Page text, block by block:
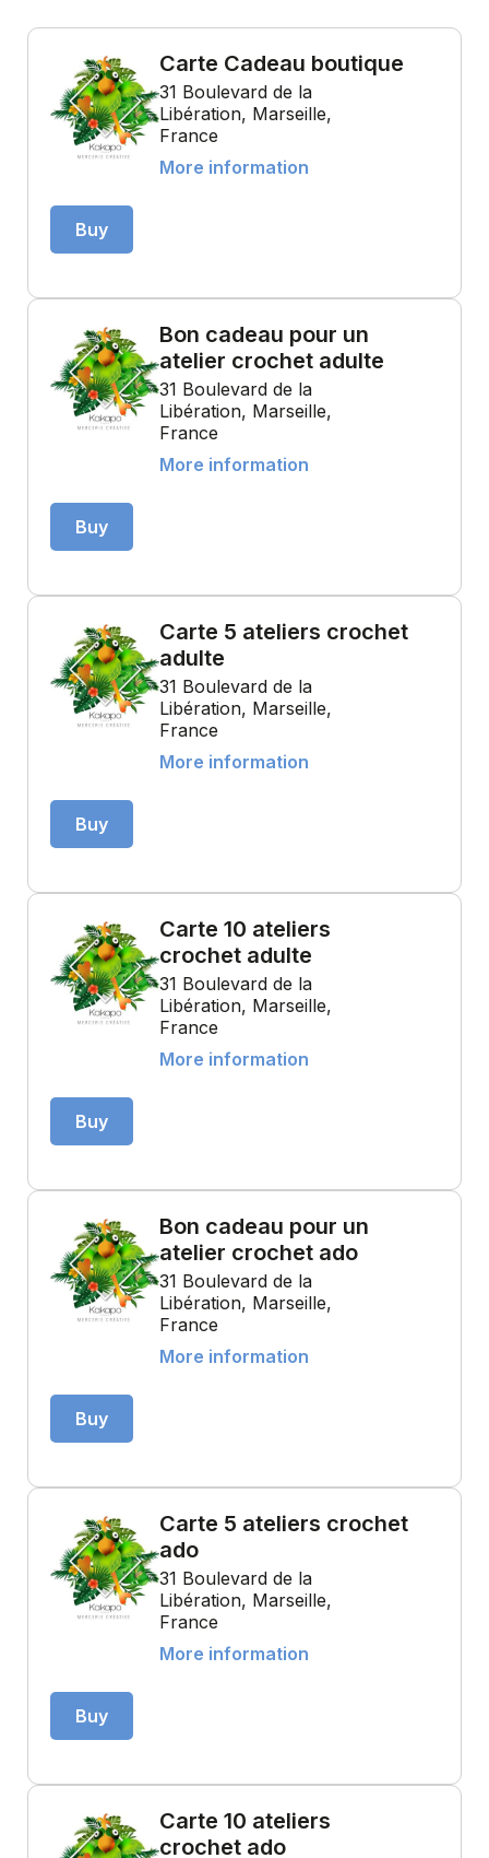
Carte Cadeau boutique
31 Boulevard de la
Libération, Marseille,
France
More information
Buy
Bon cadeau pour un
atelier crochet adulte
31 Boulevard de la
Libération, Marseille,
France
More information
Buy
Carte 5 ateliers crochet
adulte
31 Boulevard de la
Libération, Marseille,
France
More information
Buy
Carte 10 ateliers
crochet adulte
31 Boulevard de la
Libération, Marseille,
France
More information
Buy
Bon cadeau pour un
atelier crochet ado
31 Boulevard de la
Libération, Marseille,
France
More information
Buy
Carte 5 ateliers crochet
ado
31 Boulevard de la
Libération, Marseille,
France
More information
Buy
Carte 10 ateliers
crochet ado